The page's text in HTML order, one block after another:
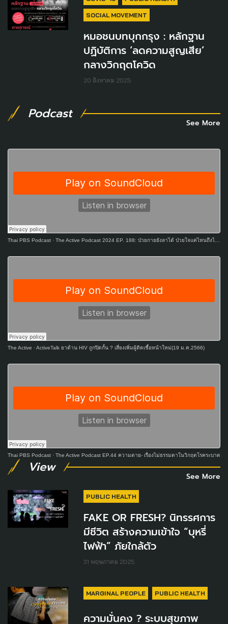
SOCIAL MOVEMENT
หมอชนบทบุกกรุง : หลักฐาน
ปฏิบัติการ ‘ลดความสูญเสีย’
กลางวิกฤตโควิด
20 สิงหาคม 2025
Podcast
See More
Thai PBS Podcast · The Active Podcast 2024 EP. 188: ป่วยกายยังลาได้ ป่วยใจแค่ไหนถึงได้ลา
The Active ·ActiveTalk ยาต้าน HIV ถูกปิดกั้น ? เสี่ยงเพิ่มผู้ติดเชื้อหน้าใหม่(19 ม.ค.2566)
Thai PBS Podcast · The Active Podcast EP.44 ความตาย- เรื่องไม่ธรรมดาในวิกฤตโรคระบาด
View
See More
PUBLIC HEALTH
FAKE OR FRESH? นิทรรศการ
มีชีวิต สร้างความเข้าใจ “บุหรี่
ไฟฟ้า” ภัยใกล้ตัว
31 พฤษภาคม 2025
MARGINAL PEOPLE PUBLIC HEALTH
ความมั่นคง ? ระบบสุขภาพ